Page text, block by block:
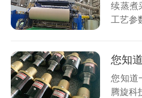
续蒸煮
工艺参
您知道
腾旋科